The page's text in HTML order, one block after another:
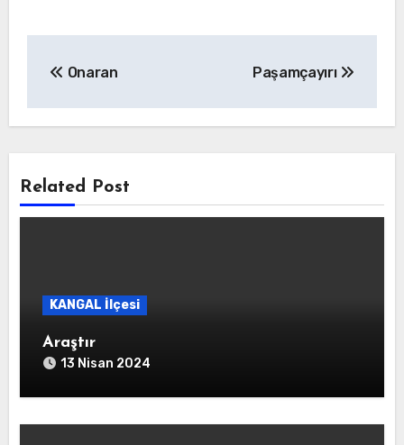
Onaran Paşamçayırı
Related Post
KANGAL İlçesi
Araştır
13 Nisan 2024